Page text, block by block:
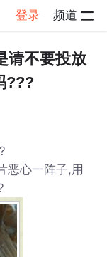
登录 频道
请不要投放
???
恶心一阵子,用